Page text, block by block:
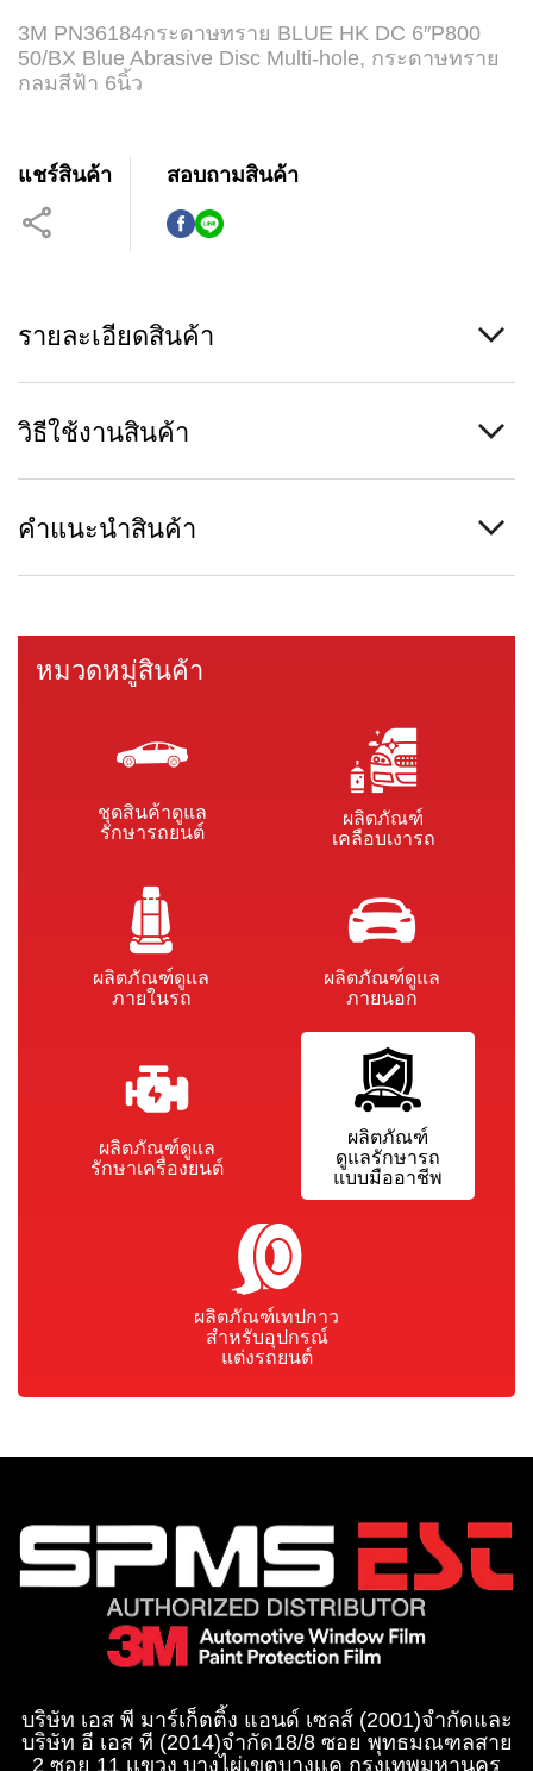
หมวดหมู่สินค้า
ชุดสินค้าดูแล
รักษารถยนต์
ผลิตภัณฑ์
เคลือบเงารถ
ผลิตภัณฑ์ดูแล
ภายในรถ
ผลิตภัณฑ์ดูแล
ภายนอก
ผลิตภัณฑ์ดูแล
รักษาเครื่องยนต์
ผลิตภัณฑ์
ดูแลรักษารถ
แบบมืออาชีพ
ผลิตภัณฑ์เทปกาว
สำหรับอุปกรณ์
แต่งรถยนต์
3M PN36184กระดาษทราย BLUE HK DC 6″P800
50/BX Blue Abrasive Disc Multi-hole, กระดาษทราย
กลมสีฟ้า 6นิ้ว
แชร์สินค้า สอบถามสินค้า
รายละเอียดสินค้า
วิธีใช้งานสินค้า
คำแนะนำสินค้า
บริษัท เอส พี มาร์เก็ตติ้ง แอนด์ เซลส์ (2001)จำกัดและ
บริษัท อี เอส ที (2014)จำกัด​18/8 ซอย พุทธมณฑลสาย
2 ซอย 11 เเขวง บางไผ่เขตบางเเค กรุงเทพมหานคร